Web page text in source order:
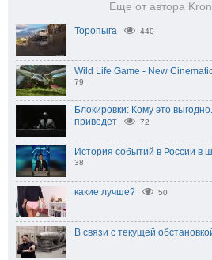
Еще от автора
Торопыга 440
Wild Life Game - New
79
Блокировки: Кому это
приведет
72
История событий в России в
38
какие лучше? 50
В связи с текущей